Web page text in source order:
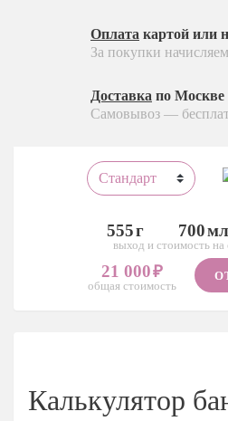
Оплата картой или
За покупки
Доставка по Москве
Самовывоз —
555 700
выход и стоимость на
21 000
общая стоимость
Калькулятор